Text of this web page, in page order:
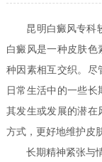
昆明白癜风专科较
白癜风是一种皮肤色
种因素相互交织。尽
日常生活中的一些
其发生或发展的潜在
方式，更好地维护皮
长期精神紧张与